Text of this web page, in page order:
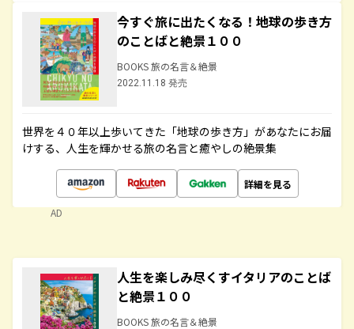
今すぐ旅に出たくなる！地球の歩き方
のことばと絶景１００
BOOKS 旅の名言＆絶景
2022.11.18 発売
世界を４０年以上歩いてきた「地球の歩き方」があなたにお届
けする、人生を輝かせる旅の名言と癒やしの絶景集
詳細を見る
AD
人生を楽しみ尽くすイタリアのことば
と絶景１００
BOOKS 旅の名言＆絶景